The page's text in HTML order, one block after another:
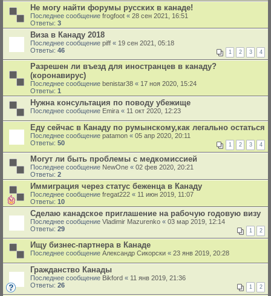
Не могу найти форумы русских в канаде!
Последнее сообщение frogfoot « 28 сен 2021, 16:51
Ответы: 3
Виза в Канаду 2018
Последнее сообщение piff « 19 сен 2021, 05:18
Ответы: 46 1 2 3 4
Разрешен ли въезд для иностранцев в канаду?
(коронавирус)
Последнее сообщение benistar38 « 17 ноя 2020, 15:24
Ответы: 1
Нужна консультация по поводу убежище
Последнее сообщение Emira « 11 окт 2020, 12:23
Еду сейчас в Канаду по румынскому,как легально остаться
Последнее сообщение patamon « 05 апр 2020, 20:11
Ответы: 50 1 2 3 4
Могут ли быть проблемы с медкомиссией
Последнее сообщение NewOne « 02 фев 2020, 20:21
Ответы: 2
Иммиграция через статус беженца в Канаду
Последнее сообщение fregat222 « 11 июн 2019, 11:07
Ответы: 10
Сделаю канадское приглашение на рабочую годовую визу
Последнее сообщение Vladimir Mazurenko « 03 мар 2019, 12:14
Ответы: 29 1 2
Ищу бизнес-партнера в Канаде
Последнее сообщение Александр Сикорски « 23 янв 2019, 20:28
Гражданство Канады
Последнее сообщение Bikford « 11 янв 2019, 21:36
Ответы: 26 1 2